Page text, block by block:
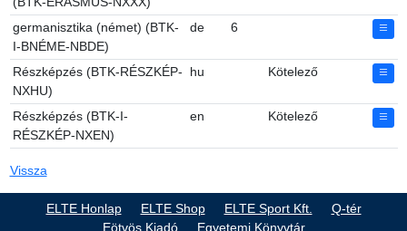
germanisztika (német) (BTK-
I-BNÉME-NBDE)
de 6
Részképzés (BTK-RÉSZKÉP-
NXHU)
hu Kötelező
Részképzés (BTK-I-
RÉSZKÉP-NXEN)
en Kötelező
Vissza
ELTE Honlap ELTE Shop ELTE Sport Kft.
Q-tér
Eötvös Kiadó
Egyetemi Könyvtár